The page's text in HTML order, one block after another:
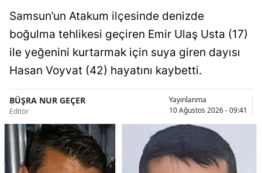
Muş
Nevşehir
Niğde
Rize
Sakarya
Samsun’un Atakum ilçesinde denizde
boğulma tehlikesi geçiren Emir Ulaş Usta (17)
ile yeğenini kurtarmak için suya giren dayısı
Hasan Voyvat (42) hayatını kaybetti.
BÜŞRA NUR GEÇER
Editör
Yayınlanma
10 Ağustos 2026 - 09:41